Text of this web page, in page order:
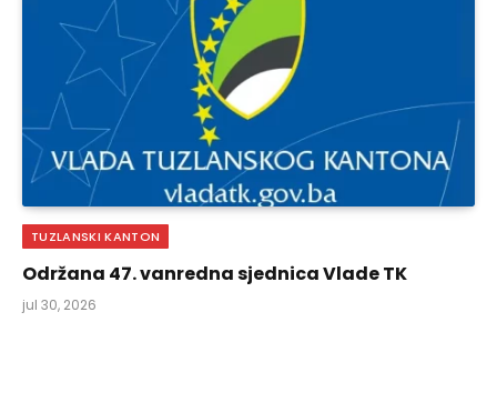
TUZLANSKI KANTON
Održana 47. vanredna sjednica Vlade TK
jul 30, 2026